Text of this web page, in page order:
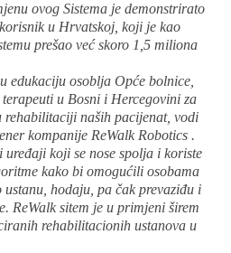
ovog Sistema je demonstrirato
u Hrvatskoj, koji je kao
prešao već skoro 1,5 miliona
edukaciju osoblja Opće bolnice,
u Bosni i Hercegovini za
rehabilitaciji naših pacijenat, vodi
kompanije ReWalk Robotics .
uređaji koji se nose spolja i koriste
kako bi omogućili osobama
hodaju, pa čak prevaziđu i
ReWalk sitem je u primjeni širem
rehabilitacionih ustanova u